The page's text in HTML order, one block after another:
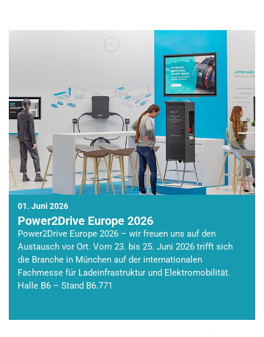
01. Juni 2026
Power2Drive Europe 2026
Power2Drive Europe 2026 – wir freuen uns auf den
Austausch vor Ort. Vom 23. bis 25. Juni 2026 trifft sich
die Branche in München auf der internationalen
Fachmesse für Ladeinfrastruktur und Elektromobilität.
Halle B6 – Stand B6.771